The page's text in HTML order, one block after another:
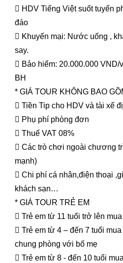
 HDV Tiếng Việt suốt tuyến
đáo
 Khuyến mại: Nước uống ,
say.
 Bảo hiểm: 20.000.000 VND/
BH
* GIÁ TOUR KHÔNG BAO
 Tiền Tip cho HDV và tài xế
 Phụ phí phòng đơn
 Thuế VAT 08%
 Các trò chơi ngoài chương
mạnh)
 Chi phí cá nhân,điện thoại
khách sạn…
* GIÁ TOUR TRẺ EM
 Trẻ em từ 11 tuổi trở lên
 Trẻ em từ 4 – đến 7 tuổi
chung phòng với bố mẹ
 Trẻ em từ 8 - đến 10 tuổi